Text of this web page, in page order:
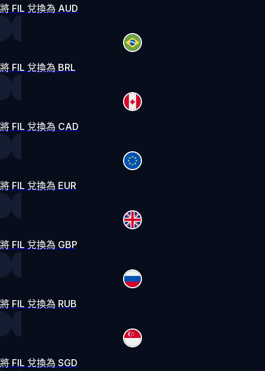
將 FIL 兌換為 AUD
將 FIL 兌換為 BRL
將 FIL 兌換為 CAD
將 FIL 兌換為 EUR
將 FIL 兌換為 GBP
將 FIL 兌換為 RUB
將 FIL 兌換為 SGD